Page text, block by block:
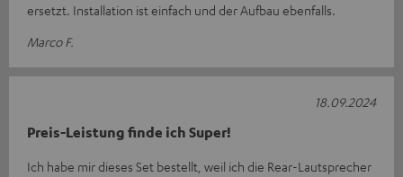
ersetzt. Installation ist einfach und der Aufbau ebenfalls.
Marco F.
Preis-Leistung finde ich Super!
Ich habe mir dieses Set bestellt, weil ich die Rear-Lautsprecher
18.09.2024